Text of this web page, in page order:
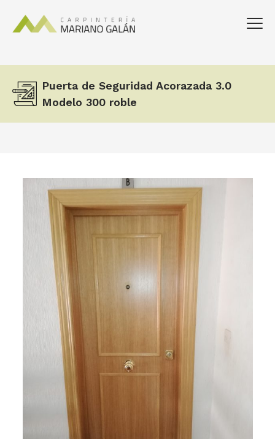
Puerta de Seguridad Acorazada 3.0
Modelo 300 roble